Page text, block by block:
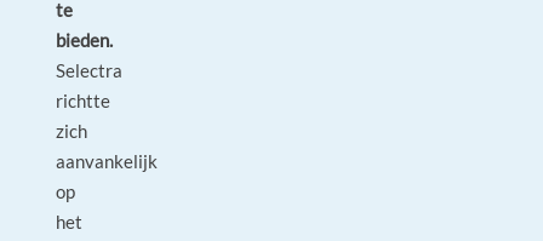
te
bieden.
Selectra
richtte
zich
aanvankelijk
op
het